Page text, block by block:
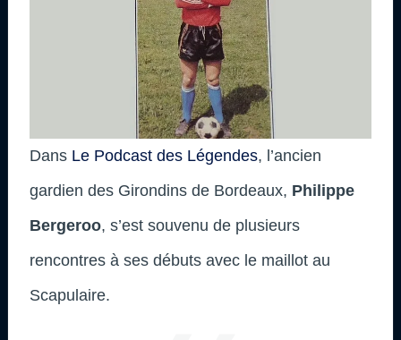
Dans Le Podcast des Légendes, l’ancien
gardien des Girondins de Bordeaux, Philippe
Bergeroo, s’est souvenu de plusieurs
rencontres à ses débuts avec le maillot au
Scapulaire.